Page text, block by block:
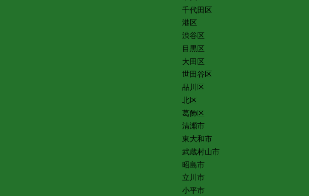
千代田区
港区
渋谷区
目黒区
大田区
世田谷区
品川区
北区
葛飾区
清瀬市
東大和市
武蔵村山市
昭島市
立川市
小平市